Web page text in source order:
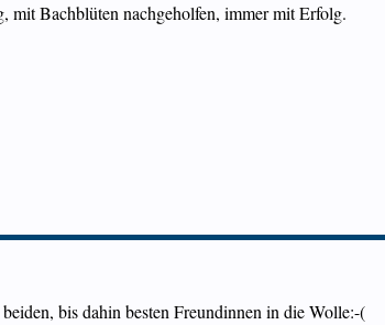
mit Bachblüten nachgeholfen, immer mit Erfolg.
bis dahin besten Freundinnen in die Wolle:-(